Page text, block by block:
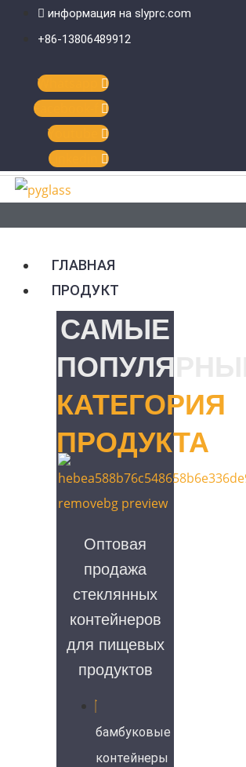
Перейтиинформация на slyprc.com
+86-13806489912
Whatsapp
Facebook-f
Youtube
Linkedin
ГЛАВНАЯ
ПРОДУКТ
САМЫЕ
ПОПУЛЯРНЫЕ
КАТЕГОРИЯ
ПРОДУКТА
Оптовая
продажа
стеклянных
контейнеров
для пищевых
продуктов
бамбуковые
контейнеры